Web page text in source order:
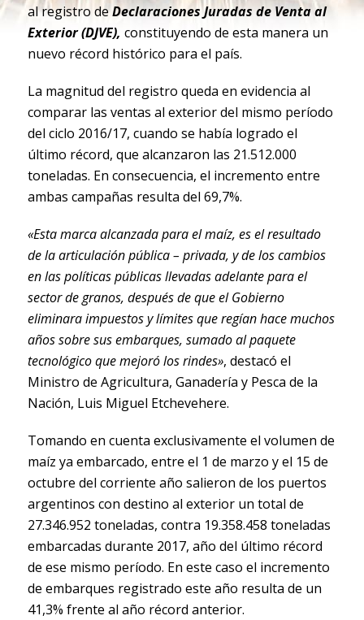
al registro deDeclaraciones Juradas de Venta al
Exterior (DJVE), constituyendo de esta manera un
nuevo récord histórico para el país.
La magnitud del registro queda en evidencia al
comparar las ventas al exterior del mismo período
del ciclo 2016/17, cuando se había logrado el
último récord, que alcanzaron las 21.512.000
toneladas. En consecuencia, el incremento entre
ambas campañas resulta del 69,7%.
«Esta marca alcanzada para el maíz, es el resultado
de la articulación pública – privada, y de los cambios
en las políticas públicas llevadas adelante para el
sector de granos, después de que el Gobierno
eliminara impuestos y límites que regían hace muchos
años sobre sus embarques, sumado al paquete
tecnológico que mejoró los rindes», destacó el
Ministro de Agricultura, Ganadería y Pesca de la
Nación, Luis Miguel Etchevehere.
Tomando en cuenta exclusivamente el volumen de
maíz ya embarcado, entre el 1 de marzo y el 15 de
octubre del corriente año salieron de los puertos
argentinos con destino al exterior un total de
27.346.952 toneladas, contra 19.358.458 toneladas
embarcadas durante 2017, año del último récord
de ese mismo período. En este caso el incremento
de embarques registrado este año resulta de un
41,3% frente al año récord anterior.